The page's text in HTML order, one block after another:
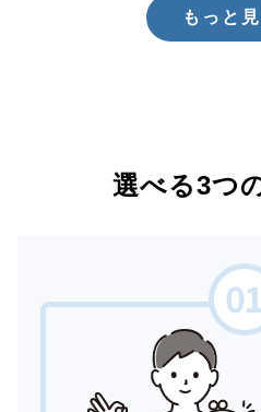
もっと
選べる3つ